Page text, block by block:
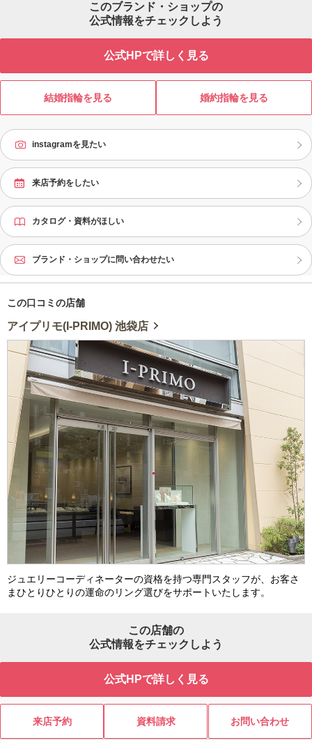
けていく大切なブライダルリング選
びに重要となるポイントを専門知識
も、洋服と同じように、「似合う、
られていません。「パーソナルハン
ド診断®」はジュエリーコーディネー
指輪”への近道をご案内します。アイ
プリモは「最初に訪れてよかった」
と思っていただくための充実のサー
ビスと品揃えでお待ちしておりま
す。まずは、お近くのアイプリモへ
ご来店ください。
べてに繊細なフィット感、日常使い
できる丈夫さ、時を経ても飽きるこ
ます。もちろんダイヤモンドは専門
輪がわかる「パーソナルハンド診断
®」もアイプリモだけ。メンテナンス
り
の
ア
た
このブランド・ショップの
公式情報をチェックしよう
公式HPで詳しく見る
結婚指輪を見る 婚約指輪を見る
instagramを見たい
来店予約をしたい
カタログ・資料がほしい
ブランド・ショップに問い合わせたい
この口コミの店舗
アイプリモ(I-PRIMO) 池袋店
ジュエリーコーディネーターの資格を持つ専門スタッフが、お客さ
まひとりひとりの運命のリング選びをサポートいたします。
この店舗の
公式情報をチェックしよう
公式HPで詳しく見る
来店予約 資料請求 お問い合わせ